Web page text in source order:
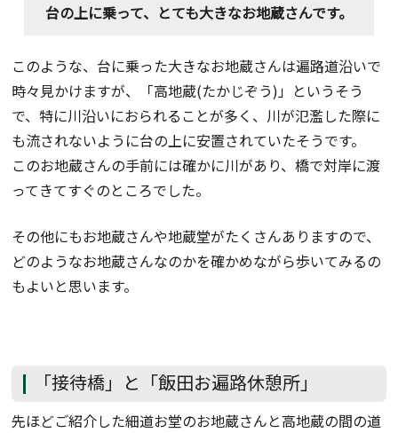
台の上に乗って、とても大きなお地蔵さんです。
このような、台に乗った大きなお地蔵さんは遍路道沿いで
時々見かけますが、「高地蔵(たかじぞう)」というそう
で、特に川沿いにおられることが多く、川が氾濫した際に
も流されないように台の上に安置されていたそうです。
このお地蔵さんの手前には確かに川があり、橋で対岸に渡
ってきてすぐのところでした。
その他にもお地蔵さんや地蔵堂がたくさんありますので、
どのようなお地蔵さんなのかを確かめながら歩いてみるの
もよいと思います。
「接待橋」と「飯田お遍路休憩所」
先ほどご紹介した細道お堂のお地蔵さんと高地蔵の間の道